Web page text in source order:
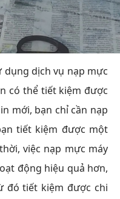
dịch vụ nạp mực
có thể tiết kiệm được
mới, bạn chỉ cần nạp
tiết kiệm được một
việc nạp mực máy
động hiệu quả hơn,
đó tiết kiệm được chi